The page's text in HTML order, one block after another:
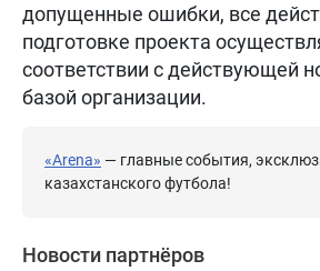
допущенные ошибки, все
подготовке проекта
соответствии с действующей
базой организации.
«Arena» — главные события,
казахстанского футбола!